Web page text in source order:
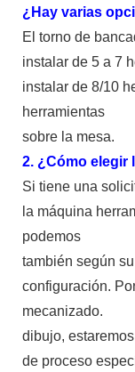
¿Hay varias
El torno de
instalar de 5 a 7
instalar de 8/10
herramientas
sobre la mesa.
2. ¿Cómo elegir
Si tiene una
la máquina
podemos
también según
configuración.
mecanizado.
dibujo,
de proceso